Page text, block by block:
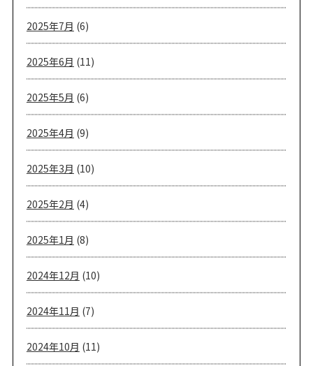
2025年7月 (6)
2025年6月 (11)
2025年5月 (6)
2025年4月 (9)
2025年3月 (10)
2025年2月 (4)
2025年1月 (8)
2024年12月 (10)
2024年11月 (7)
2024年10月 (11)